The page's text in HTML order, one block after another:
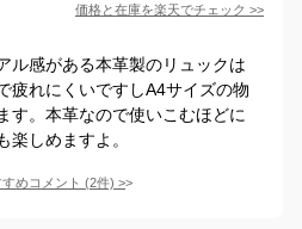
価格と在庫を楽天でチェック >>
ル感がある本革製のリュックは
疲れにくいですしA4サイズの物
す。本革なので使いこむほどに
楽しめますよ。
めコメント (2件) >